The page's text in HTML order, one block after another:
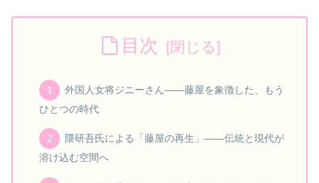
目次
外国人女将ジニーさん――藤屋を象徴した、もう
ひとつの時代
隈研吾氏による「藤屋の再生」――伝統と現代が
溶け込む空間へ